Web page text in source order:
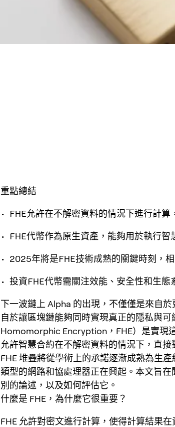
重點總結
• FHE允許在不解密資料的情況下進行計算
• FHE代幣作為原生資產，能夠用於執行智
• 2025年將是FHE技術成熟的關鍵時刻，
• 投資FHE代幣需關注效能、安全性和生態
下一波鏈上 Alpha 的出現，不僅僅是來自
自於讓區塊鏈能夠同時實現真正的隱私與
Homomorphic Encryption，FHE）是實現
允許智慧合約在不解密資料的情況下，直接
FHE 堆疊將從學術上的承諾逐漸成熟為生
類型的網路和協處理器正在興起。本文旨
別的論述，以及如何評估它。
什麼是 FHE，為什麼它很重要？
FHE 允許對密文進行計算，使得計算結果